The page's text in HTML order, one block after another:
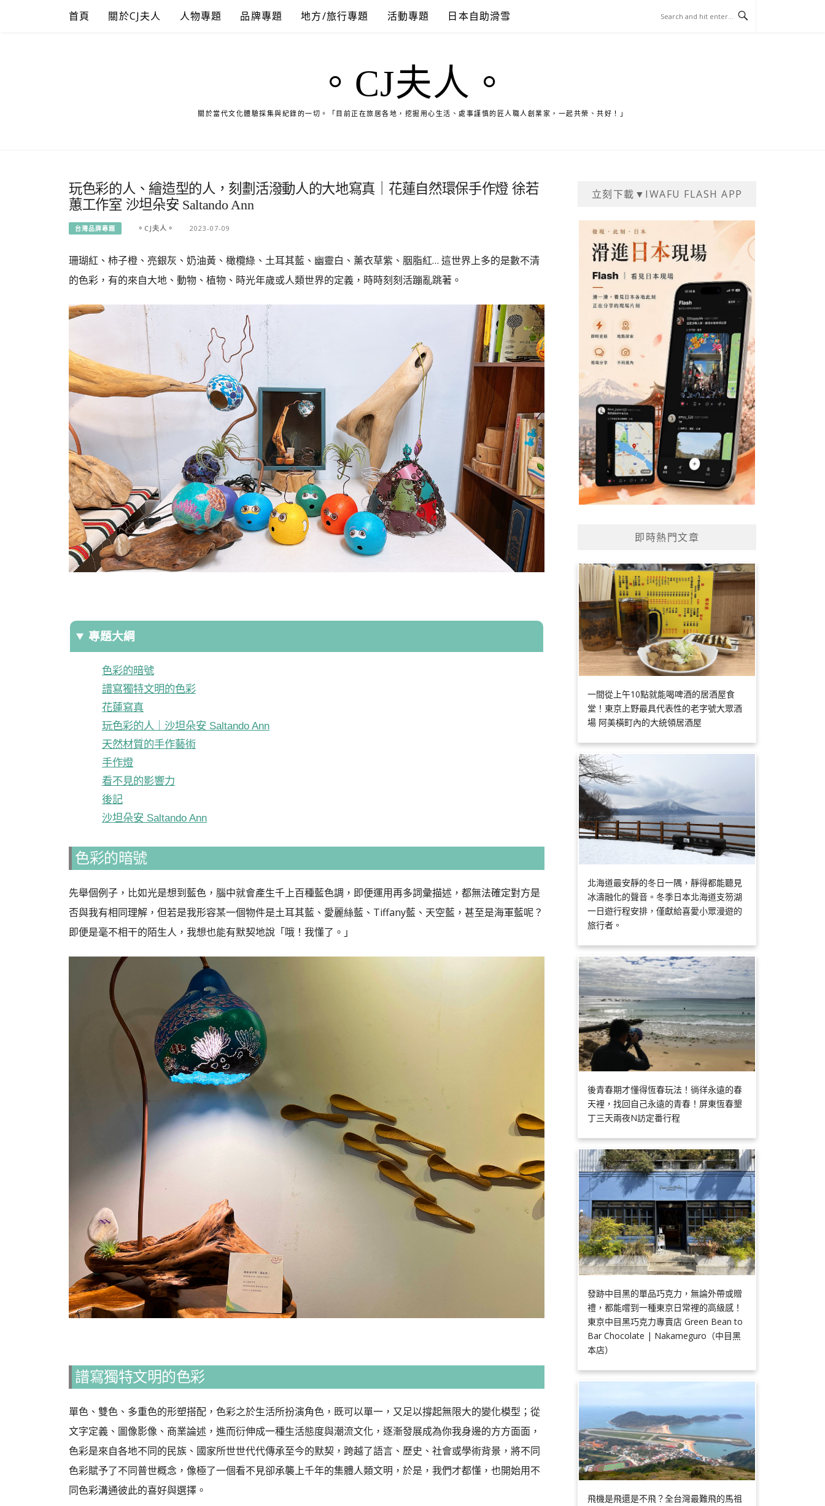
首頁 關於CJ夫人 人物專題 品牌專題 地方/旅行專題 活動專題 日本自助滑雪
。CJ夫人。
關於當代文化體驗採集與紀錄的一切。「目前正在旅居各地，挖掘用心生活、處事謹慎的匠人職人創業家，一起共榮、共好！」
玩色彩的人、繪造型的人，刻劃活潑動人的大地寫真｜花蓮自然環保手作燈 徐若
蕙工作室 沙坦朵安 Saltando Ann
台灣品牌專題 。CJ夫人。 2023-07-09
珊瑚紅、柿子橙、亮銀灰、奶油黃、橄欖綠、土耳其藍、幽靈白、薰衣草紫、胭脂紅… 這世界上多的是數不清
的色彩，有的來自大地、動物、植物、時光年歲或人類世界的定義，時時刻刻活蹦亂跳著。
專題大綱
色彩的暗號
譜寫獨特文明的色彩
花蓮寫真
玩色彩的人｜沙坦朵安 Saltando Ann
天然材質的手作藝術
手作燈
看不見的影響力
後記
沙坦朵安 Saltando Ann
色彩的暗號
先舉個例子，比如光是想到藍色，腦中就會產生千上百種藍色調，即便運用再多詞彙描述，都無法確定對方是
否與我有相同理解，但若是我形容某一個物件是土耳其藍、愛麗絲藍、Tiffany藍、天空藍，甚至是海軍藍呢？
即便是毫不相干的陌生人，我想也能有默契地說「哦！我懂了。」
譜寫獨特文明的色彩
單色、雙色、多重色的形塑搭配，色彩之於生活所扮演角色，既可以單一，又足以撐起無限大的變化模型；從
文字定義、圖像影像、商業論述，進而衍伸成一種生活態度與潮流文化，逐漸發展成為你我身邊的方方面面，
色彩是來自各地不同的民族、國家所世世代代傳承至今的默契，跨越了語言、歷史、社會或學術背景，將不同
色彩賦予了不同普世概念，像極了一個看不見卻承襲上千年的集體人類文明，於是，我們才都懂，也開始用不
同色彩溝通彼此的喜好與選擇。
立刻下載▼IWAFU FLASH APP
即時熱門文章
一間從上午10點就能喝啤酒的居酒屋食
堂！東京上野最具代表性的老字號大眾酒
場 阿美橫町內的大統領居酒屋
北海道最安靜的冬日一隅，靜得都能聽見
冰濤融化的聲音。冬季日本北海道支笏湖
一日遊行程安排，僅獻給喜愛小眾漫遊的
旅行者。
後青春期才懂得恆春玩法！徜徉永遠的春
天裡，找回自己永遠的青春！屏東恆春墾
丁三天兩夜N訪定番行程
發跡中目黑的單品巧克力，無論外帶或贈
禮，都能嚐到一種東京日常裡的高級感！
東京中目黑巧克力專賣店 Green Bean to
Bar Chocolate | Nakameguro（中目黑
本店）
飛機是飛還是不飛？全台灣最難飛的馬祖